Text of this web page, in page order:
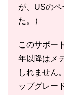
が、USの
た。）
このサポー
年以降はメ
しれません
ップグレー